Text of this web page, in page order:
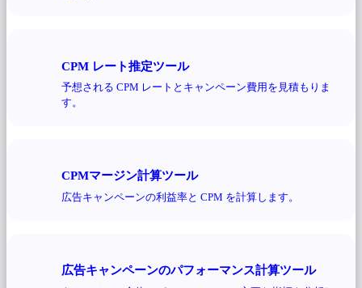
CPM レート推定ツール
予想される CPM レートとキャンペーン費用を見積もりま
す。
CPMマージン計算ツール
広告キャンペーンの利益率と CPM を計算します。
広告キャンペーンのパフォーマンス計算ツール